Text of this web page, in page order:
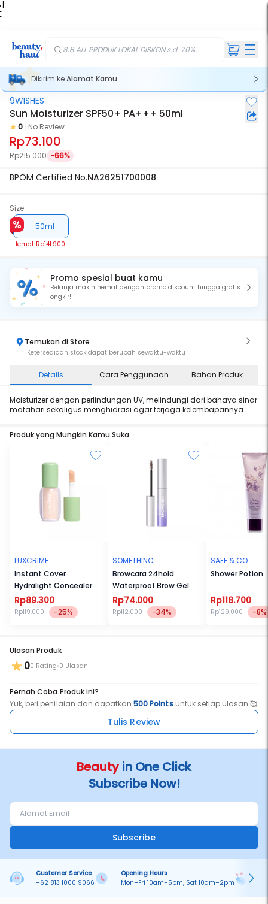
|
8.8 ALL PRODUK LOKAL DISKON s.d. 70%
Dikirim keAlamat Kamu
9WISHES
Sun Moisturizer SPF50+ PA+++ 50ml
0 No Review
Rp73.100
Rp215.000 -66%
BPOM Certified No.NA26251700008
Size:
50ml
Hemat Rp141.900
Promo spesial buat kamu
Belanja makin hemat dengan promo discount hingga gratis
ongkir!
Temukan di Store
Ketersediaan stock dapat berubah sewaktu-waktu
Details Cara Penggunaan Bahan Produk
Moisturizer dengan perlindungan UV, melindungi dari bahaya sinar
matahari sekaligus menghidrasi agar terjaga kelembapannya.
Produk yang Mungkin Kamu Suka
LUXCRIME
Instant Cover
Hydralight Concealer
Rp89.300
Rp119.000 -25%
SOMETHINC
Browcara 24hold
Waterproof Brow Gel
Rp74.000
Rp112.000 -34%
SAFF & CO
Shower Potion
Rp118.700
Rp129.000 -8%
Ulasan Produk
00 Rating 0 Ulasan
Pernah Coba Produk ini?
Yuk, beri penilaian dan dapatkan500 Pointsuntuk setiap ulasan 🥰
Tulis Review
Beautyin One Click
Subscribe Now!
Subscribe
Customer Service
+62 813 1000 9066
Opening Hours
Mon–Fri 10am–5pm, Sat 10am–2pm